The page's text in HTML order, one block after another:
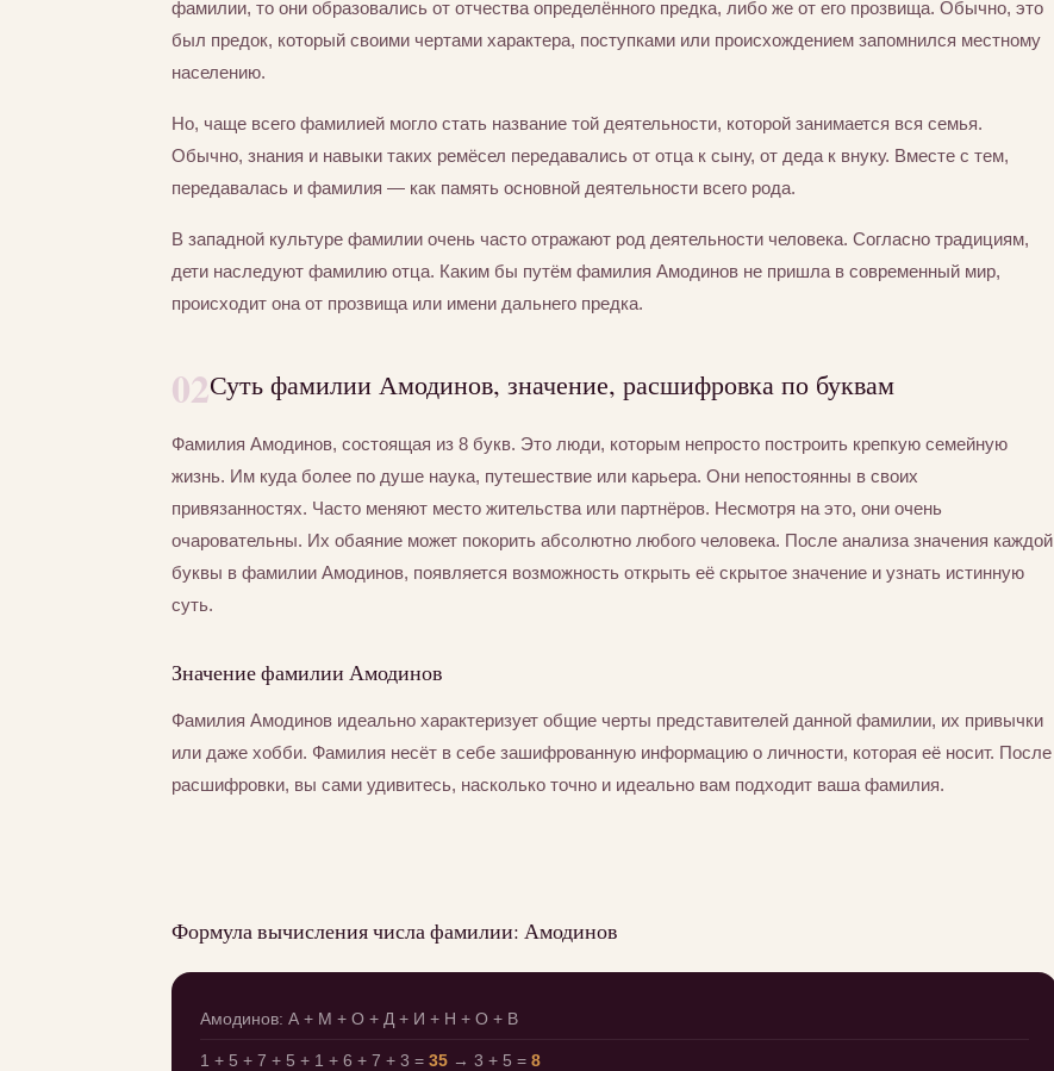
фамилии, то они образовались от отчества определённого предка, либо же от его прозвища. Обычно, это
был предок, который своими чертами характера, поступками или происхождением запомнился местному
населению.
Но, чаще всего фамилией могло стать название той деятельности, которой занимается вся семья.
Обычно, знания и навыки таких ремёсел передавались от отца к сыну, от деда к внуку. Вместе с тем,
передавалась и фамилия — как память основной деятельности всего рода.
В западной культуре фамилии очень часто отражают род деятельности человека. Согласно традициям,
дети наследуют фамилию отца. Каким бы путём фамилия Амодинов не пришла в современный мир,
происходит она от прозвища или имени дальнего предка.
02Суть фамилии Амодинов, значение, расшифровка по буквам
Фамилия Амодинов, состоящая из 8 букв. Это люди, которым непросто построить крепкую семейную
жизнь. Им куда более по душе наука, путешествие или карьера. Они непостоянны в своих
привязанностях. Часто меняют место жительства или партнёров. Несмотря на это, они очень
очаровательны. Их обаяние может покорить абсолютно любого человека. После анализа значения каждой
буквы в фамилии Амодинов, появляется возможность открыть её скрытое значение и узнать истинную
суть.
Значение фамилии Амодинов
Фамилия Амодинов идеально характеризует общие черты представителей данной фамилии, их привычки
или даже хобби. Фамилия несёт в себе зашифрованную информацию о личности, которая её носит. После
расшифровки, вы сами удивитесь, насколько точно и идеально вам подходит ваша фамилия.
Формула вычисления числа фамилии: Амодинов
Амодинов: А + М + О + Д + И + Н + О + В
1 + 5 + 7 + 5 + 1 + 6 + 7 + 3 = 35 → 3 + 5 = 8